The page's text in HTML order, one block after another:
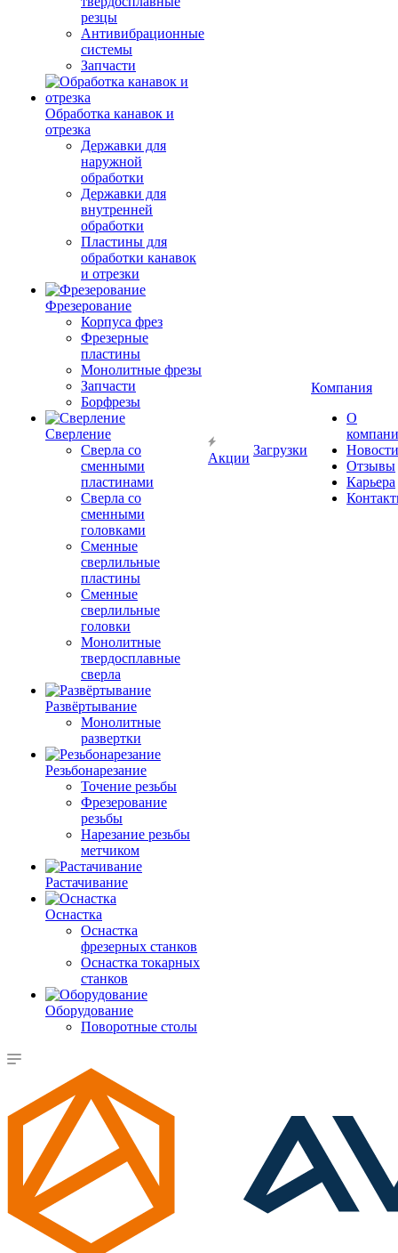
резцы
Антивибрационные
системы
Запчасти
Обработка канавок и
отрезка
Державки для
наружной
обработки
Державки для
внутренней
обработки
Пластины для
обработки канавок
и отрезки
Фрезерование
Корпуса фрез
Фрезерные
пластины
Монолитные фрезы
Запчасти
Борфрезы
Сверление
Сверла со
сменными
пластинами
Сверла со
сменными
головками
Сменные
сверлильные
пластины
Сменные
сверлильные
головки
Монолитные
твердосплавные
сверла
Развёртывание
Монолитные
развертки
Резьбонарезание
Точение резьбы
Фрезерование
резьбы
Нарезание резьбы
метчиком
Растачивание
Оснастка
Оснастка
фрезерных станков
Оснастка токарных
станков
Оборудование
Поворотные столы
Акции
Загрузки
Компания
О
Новости
Отзывы
Карьера